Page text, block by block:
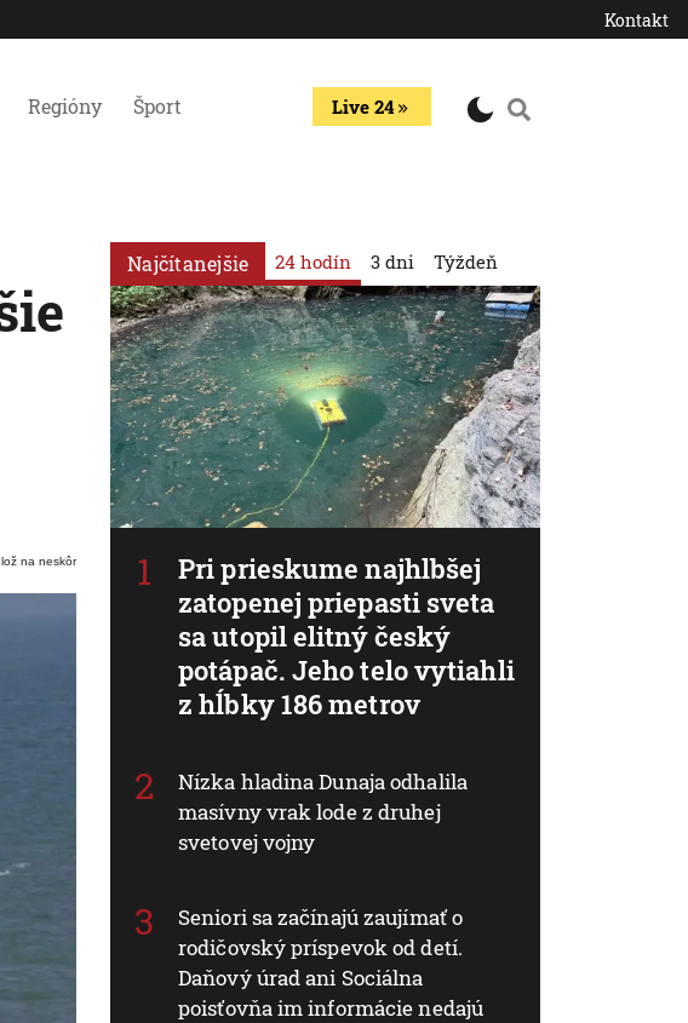
Kontakt
Regióny Šport Live 24
na neskôr
Najčítanejšie 24 hodín
Pri prieskume najhlbšej
zatopenej priepasti sveta
sa utopil elitný český
potápač. Jeho telo vytiahli
z hĺbky 186 metrov
Nízka hladina Dunaja odhalila
masívny vrak lode z druhej
svetovej vojny
Seniori sa začínajú zaujímať o
rodičovský príspevok od detí.
Daňový úrad ani Sociálna
poisťovňa im informácie nedajú
3 dni Týždeň